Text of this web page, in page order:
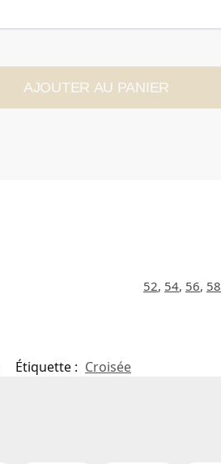
AJOUTER AU PANIER
52, 54, 56, 58
Étiquette : Croisée